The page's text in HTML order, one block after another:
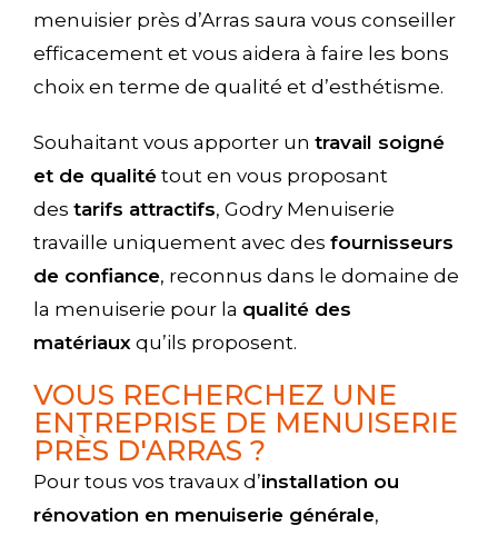
menuisier près d’Arras saura vous conseiller
efficacement et vous aidera à faire les bons
choix en terme de qualité et d’esthétisme.
Souhaitant vous apporter un travail soigné
et de qualité tout en vous proposant
des tarifs attractifs, Godry Menuiserie
travaille uniquement avec des fournisseurs
de confiance, reconnus dans le domaine de
la menuiserie pour la qualité des
matériaux qu’ils proposent.
VOUS RECHERCHEZ UNE
ENTREPRISE DE MENUISERIE
PRÈS D'ARRAS ?
Pour tous vos travaux d’installation ou
rénovation en menuiserie générale,